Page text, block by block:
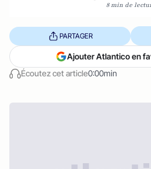
8 min de
Écoutez cet article0:00min
PARTAGER
Ajouter Atlantico en